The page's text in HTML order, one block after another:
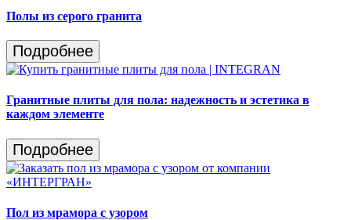
Полы из серого гранита
Подробнее
Гранитные плиты для пола: надежность и эстетика в
каждом элементе
Подробнее
Пол из мрамора с узором